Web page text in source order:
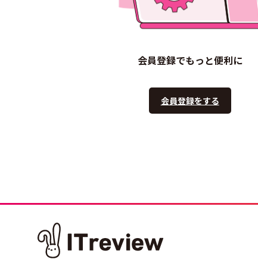
会員登録でもっと便利に
会員登録をする